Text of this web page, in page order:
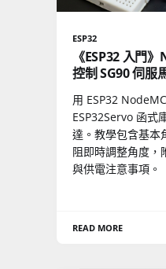
ESP32
《ESP32 入門
控制 SG90 伺服
用 ESP32
ESP32Servo 函式
達。教學包含基本
阻即時調整角度，
與供電注意事項。
READ MORE